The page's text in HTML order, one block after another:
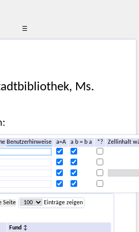
☰
Ms.
Benutzerhinweise a=A a b = b a *?
Zellinhalt
Seite
Einträge zeigen
Fund